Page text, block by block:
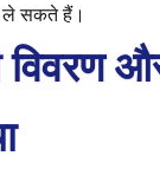
ले सकते हैं।